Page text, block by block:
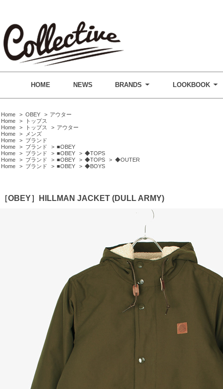
HOME NEWS BRANDS LOOKBOOK
Home > OBEY > アウター
Home
>
トップス
Home
> トップス > アウター
Home
>
メンズ
Home
> ブランド
Home
> ブランド > ■OBEY
Home
> ブランド > ■OBEY > ◆TOPS
Home
> ブランド > ■OBEY > ◆TOPS > ◆OUTER
Home
> ブランド > ■OBEY > ◆BOYS
［OBEY］HILLMAN JACKET (DULL ARMY)